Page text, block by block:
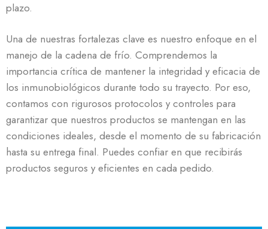
plazo.
Una de nuestras fortalezas clave es nuestro enfoque en el
manejo de la cadena de frío. Comprendemos la
importancia crítica de mantener la integridad y eficacia de
los inmunobiológicos durante todo su trayecto. Por eso,
contamos con rigurosos protocolos y controles para
garantizar que nuestros productos se mantengan en las
condiciones ideales, desde el momento de su fabricación
hasta su entrega final. Puedes confiar en que recibirás
productos seguros y eficientes en cada pedido.